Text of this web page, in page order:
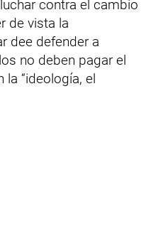
contra el cambio
de vista la
dee defender a
no deben pagar el
la “ideología, el